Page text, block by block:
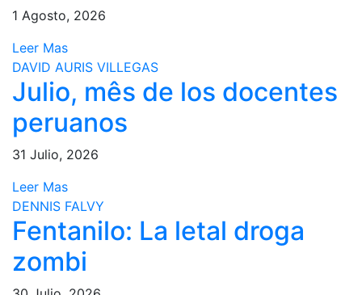
1 Agosto, 2026
Leer Mas
DAVID AURIS VILLEGAS
Julio, mês de los docentes
peruanos
31 Julio, 2026
Leer Mas
DENNIS FALVY
Fentanilo: La letal droga
zombi